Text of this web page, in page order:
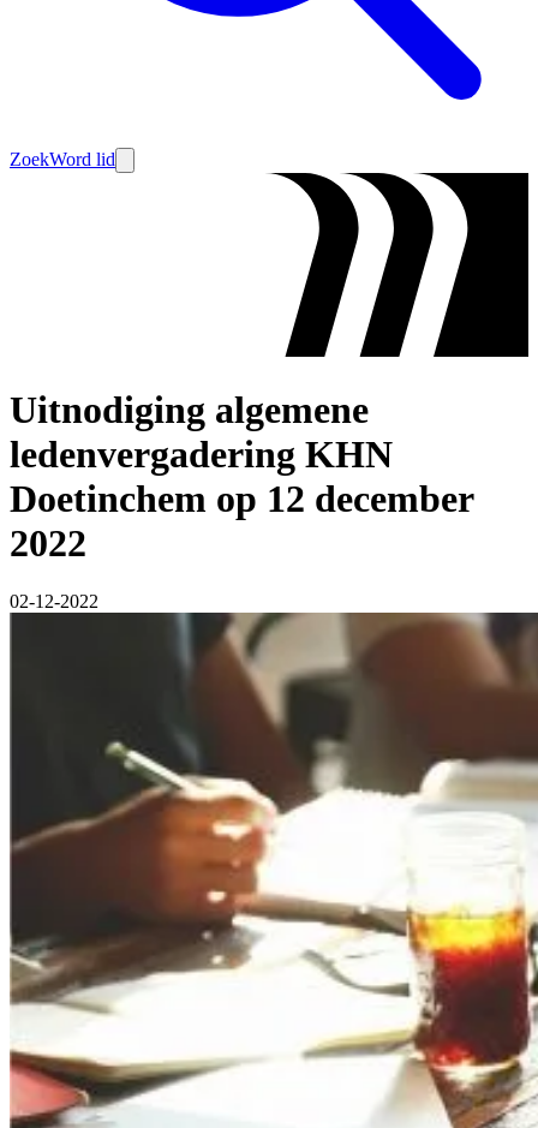
ZoekWord lid
Uitnodiging algemene
ledenvergadering KHN
Doetinchem op 12 december
2022
02-12-2022